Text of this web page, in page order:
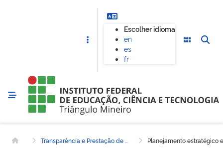
Escolher idioma
en
es
fr
Página inicial Planejamento estratégico